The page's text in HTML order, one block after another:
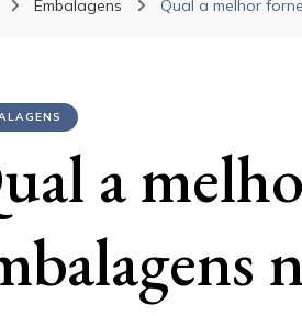
Embalagens Qual a melhor
a